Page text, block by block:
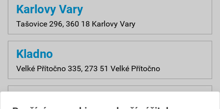
Karlovy Vary
Tašovice 296, 360 18 Karlovy Vary
Kladno
Velké Přítočno 335, 273 51 Velké Přítočno